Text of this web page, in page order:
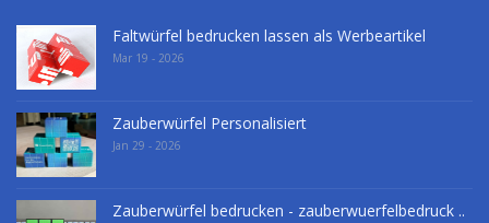
Faltwürfel bedrucken lassen als Werbeartikel
Mar 19 - 2026
Zauberwürfel Personalisiert
Jan 29 - 2026
Zauberwürfel bedrucken - zauberwuerfelbedruck ..